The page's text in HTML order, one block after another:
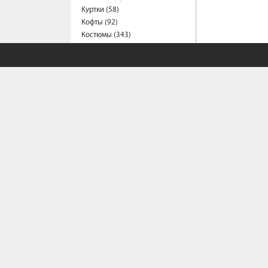
Куртки (58)
Кофты (92)
Костюмы (343)